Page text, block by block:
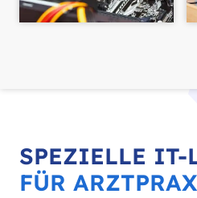
SPEZIELLE IT-
FÜR